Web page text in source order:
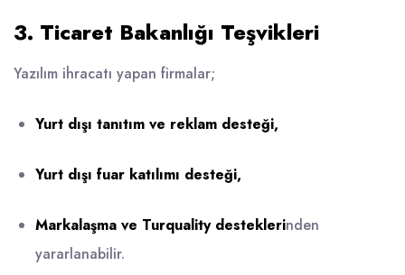
3. Ticaret Bakanlığı Teşvikleri
Yazılım ihracatı yapan firmalar;
Yurt dışı tanıtım ve reklam desteği,
Yurt dışı fuar katılımı desteği,
Markalaşma ve Turquality desteklerinden
yararlanabilir.